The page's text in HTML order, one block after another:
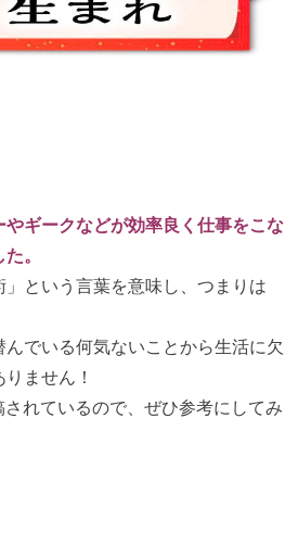
ギークなどが効率良く仕事をこな
。
という言葉を意味し、つまりは
でいる何気ないことから生活に欠
ません！
れているので、ぜひ参考にしてみ